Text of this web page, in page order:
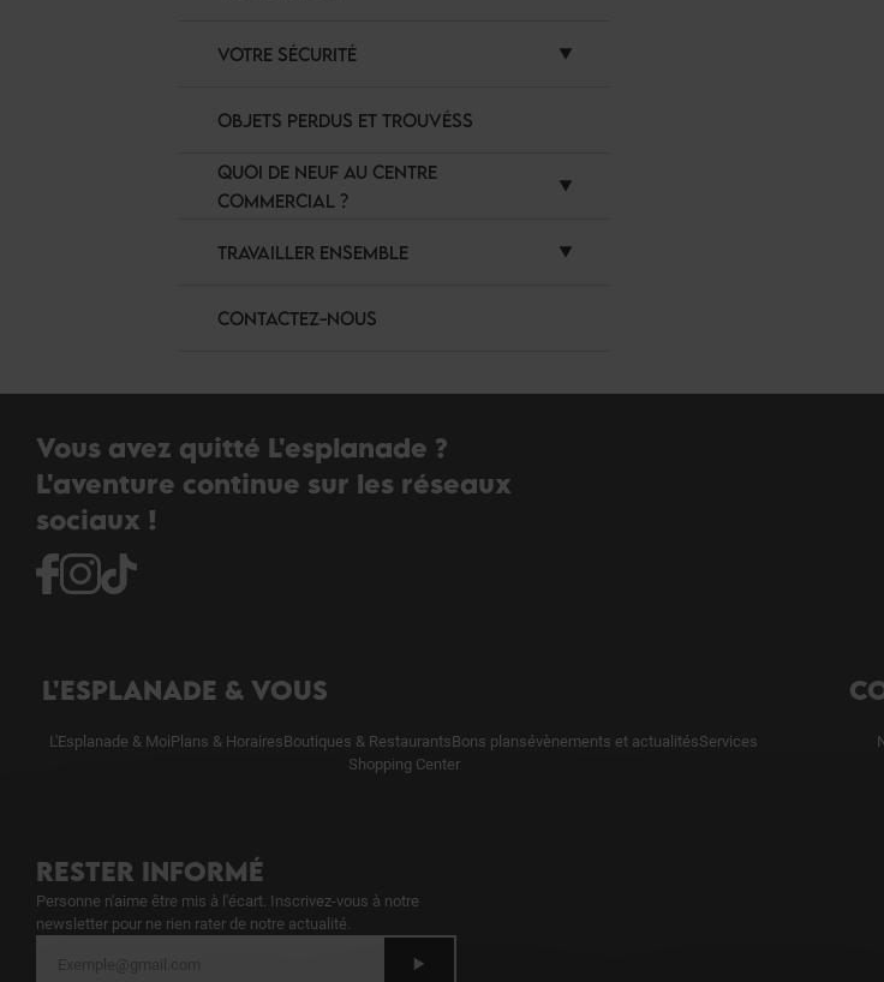
VOTRE SÉCURITÉ
OBJETS PERDUS ET TROUVÉSS
QUOI DE NEUF AU CENTRE
COMMERCIAL ?
TRAVAILLER ENSEMBLE
CONTACTEZ-NOUS
Vous avez quitté L'esplanade ?
L'aventure continue sur les réseaux
sociaux !
L'ESPLANADE & VOUS
L'Esplanade & MoiPlans & HorairesBoutiques & RestaurantsBons plansévènements et actualitésServices
Shopping Center
RESTER INFORMÉ
Personne n'aime être mis à l'écart. Inscrivez-vous à notre
newsletter pour ne rien rater de notre actualité.